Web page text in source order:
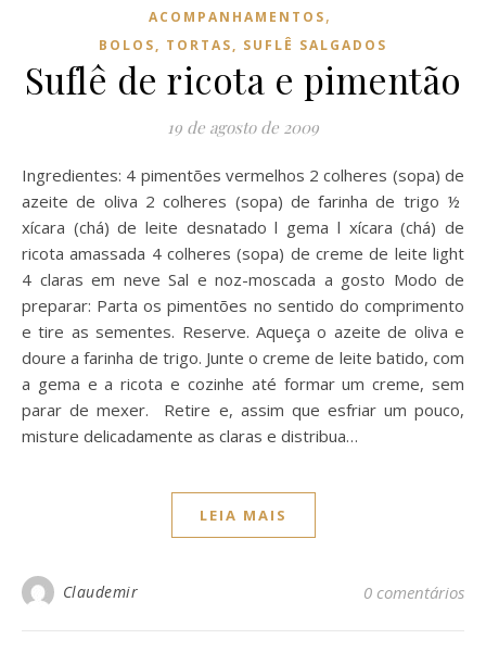
ACOMPANHAMENTOS,
BOLOS, TORTAS, SUFLÊ SALGADOS
Suflê de ricota e pimentão
19 de agosto de 2009
Ingredientes: 4 pimentões vermelhos 2 colheres (sopa) de
azeite de oliva 2 colheres (sopa) de farinha de trigo ½
xícara (chá) de leite desnatado l gema l xícara (chá) de
ricota amassada 4 colheres (sopa) de creme de leite light
4 claras em neve Sal e noz-moscada a gosto Modo de
preparar: Parta os pimentões no sentido do comprimento
e tire as sementes. Reserve. Aqueça o azeite de oliva e
doure a farinha de trigo. Junte o creme de leite batido, com
a gema e a ricota e cozinhe até formar um creme, sem
parar de mexer. Retire e, assim que esfriar um pouco,
misture delicadamente as claras e distribua…
LEIA MAIS
Claudemir 0 comentários